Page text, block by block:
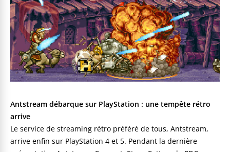
Antstream débarque sur PlayStation : une tempête rétro
arrive
Le service de streaming rétro préféré de tous, Antstream,
arrive enfin sur PlayStation 4 et 5. Pendant la dernière